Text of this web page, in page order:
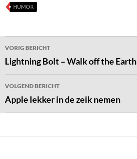
HUMOR
Bericht
navigatie
VORIG BERICHT
Lightning Bolt – Walk off the Earth
VOLGEND BERICHT
Apple lekker in de zeik nemen